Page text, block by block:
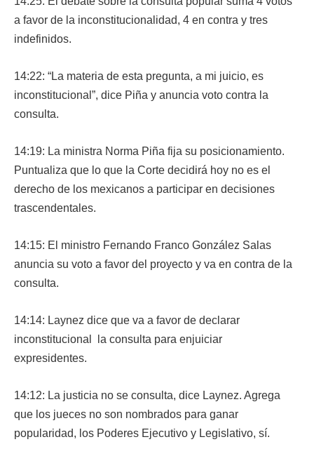
a favor de la inconstitucionalidad, 4 en contra y tres
indefinidos.
14:22: “La materia de esta pregunta, a mi juicio, es
inconstitucional”, dice Piña y anuncia voto contra la
consulta.
14:19: La ministra Norma Piña fija su posicionamiento.
Puntualiza que lo que la Corte decidirá hoy no es el
derecho de los mexicanos a participar en decisiones
trascendentales.
14:15: El ministro Fernando Franco González Salas
anuncia su voto a favor del proyecto y va en contra de la
consulta.
14:14: Laynez dice que va a favor de declarar
inconstitucional la consulta para enjuiciar
expresidentes.
14:12: La justicia no se consulta, dice Laynez. Agrega
que los jueces no son nombrados para ganar
popularidad, los Poderes Ejecutivo y Legislativo, sí.